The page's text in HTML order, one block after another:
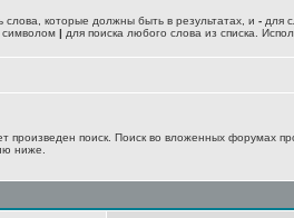
слова, которые должны быть в результатах, и - для
| для поиска любого слова из списка.
поиск. Поиск во вложенных форумах
ниже.